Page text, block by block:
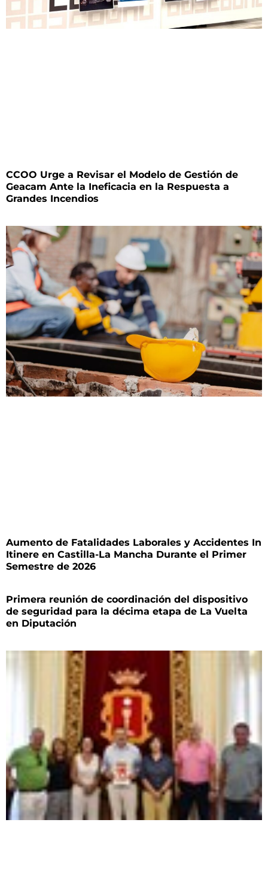
CCOO Urge a Revisar el Modelo de Gestión de
Geacam Ante la Ineficacia en la Respuesta a
Grandes Incendios
Aumento de Fatalidades Laborales y Accidentes In
Itinere en Castilla-La Mancha Durante el Primer
Semestre de 2026
Primera reunión de coordinación del dispositivo
de seguridad para la décima etapa de La Vuelta
en Diputación